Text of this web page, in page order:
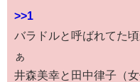
>>1
バラドルと呼ばれてた
ぁ
井森美幸と田中律子（